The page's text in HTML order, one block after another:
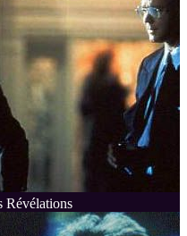
Révélations